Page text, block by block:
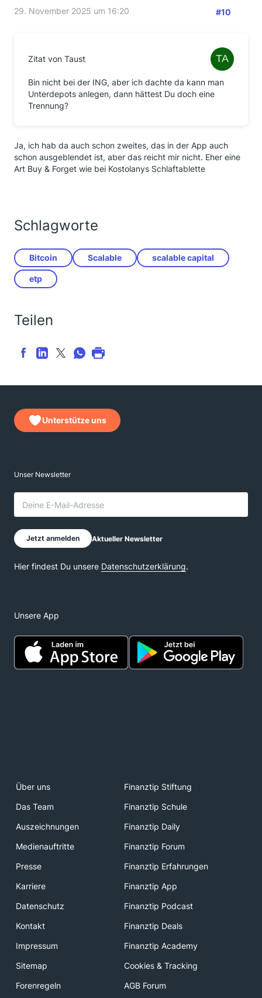
29. November 2025 um 16:20 #10
Zitat von Taust
Bin nicht bei der ING, aber ich dachte da kann man
Unterdepots anlegen, dann hättest Du doch eine
Trennung?
Ja, ich hab da auch schon zweites, das in der App auch
schon ausgeblendet ist, aber das reicht mir nicht. Eher eine
Art Buy & Forget wie bei Kostolanys Schlaftablette
Schlagworte
Bitcoin Scalable scalable capital
etp
Teilen
Unterstütze uns
Unsere App
Über uns
Finanztip Stiftung
Das Team
Finanztip Schule
Auszeichnungen
Finanztip Daily
Medienauftritte
Finanztip Forum
Presse
Finanztip Erfahrungen
Karriere
Finanztip App
Datenschutz
Finanztip Podcast
Kontakt
Finanztip Deals
Impressum
Finanztip Academy
Sitemap
Cookies & Tracking
Forenregeln
AGB Forum